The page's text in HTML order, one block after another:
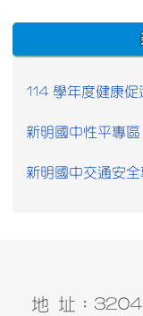
:::
114 學年度健康
新明國中性平專區
新明國中交通安全
地 址：